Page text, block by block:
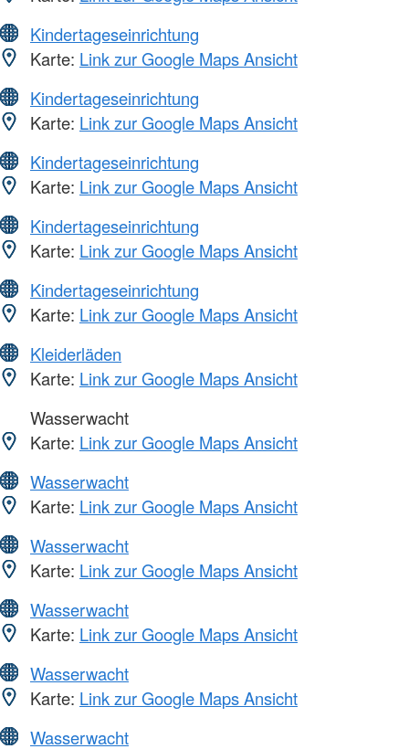
Kindertageseinrichtung
Karte: Link zur Google Maps Ansicht
Kindertageseinrichtung
Karte: Link zur Google Maps Ansicht
Kindertageseinrichtung
Karte: Link zur Google Maps Ansicht
Kindertageseinrichtung
Karte: Link zur Google Maps Ansicht
Kindertageseinrichtung
Karte: Link zur Google Maps Ansicht
Kleiderläden
Karte: Link zur Google Maps Ansicht
Wasserwacht
Karte: Link zur Google Maps Ansicht
Wasserwacht
Karte: Link zur Google Maps Ansicht
Wasserwacht
Karte: Link zur Google Maps Ansicht
Wasserwacht
Karte: Link zur Google Maps Ansicht
Wasserwacht
Karte: Link zur Google Maps Ansicht
Wasserwacht